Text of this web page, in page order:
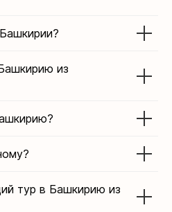
из
тур в Башкирию из